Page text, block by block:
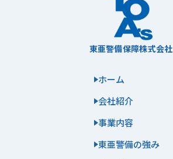
東亜警備保障株式会社
ホーム
会社紹介
事業内容
東亜警備の強み